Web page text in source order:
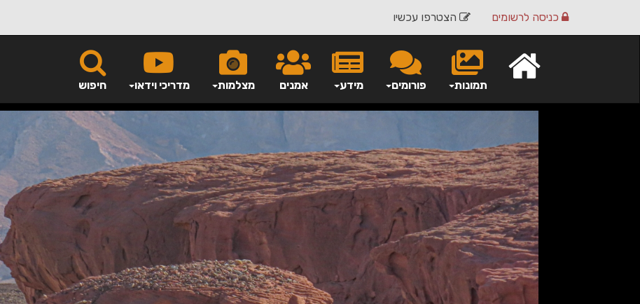
הצטרפו עכשיו כניסה לרשומים
חיפוש מדריכי וידאו מצלמות אמנים מידע פורומים תמונות